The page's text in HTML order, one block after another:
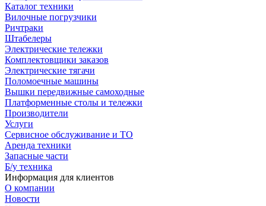
Каталог техники
Вилочные погрузчики
Ричтраки
Штабелеры
Электрические тележки
Комплектовщики заказов
Электрические тягачи
Поломоечные машины
Вышки передвижные самоходные
Платформенные столы и тележки
Производители
Услуги
Сервисное обслуживание и ТО
Аренда техники
Запасные части
Б/у техника
Информация для клиентов
О компании
Новости